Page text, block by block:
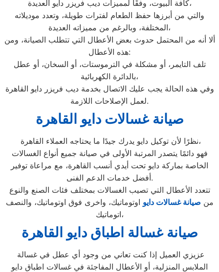
كافة البيوت، وفقًا لمميزات ديب فريزر دايو العديدة،
والتي من أبرزها حفظ الطعام لفترات طويلة، وتعدد موديلاته
المختلفة، وبالرغم من مميزاته العديدة،
ألا أنه من المحتمل حدوث بعض الأعطال التي تتطلب الصيانة، ومن
هذه الأعطال:
تلف التايمر، أو مشكلة في الترموستات، أو السخان، أو عطل
بالدائرة الكهربائية،
وفي هذه الحالة يجب عليك الاتصال بخدمة ديب فريزر دايو القاهرة
لعمل الإصلاحات اللازمة.
صيانة غسالات دايو القاهرة
نظرًا لأن توكيل دايو يدرك جيدًا ما يحتاجه العملاء القاهرة،
فهو دائمًا يتصدر المرتبة الأولى في صيانة جميع أنواع الغسالات
الخاصة بماركة دايو تحت أيدي أنسب القاهرة، مع مراعاة توفير
أفضل خدمات الدعم الفنى.
تتعدد الأعطال التي تصيب الغسالات بمختلف فئات الصنع والنوع
من صيانة غسالات دايو اوتوماتيك، واخرى فوق اوتوماتيك، والنصف
اتوماتيك،
صيانة غسالة اطباق دايو القاهرة
الملابس المنزلية، أو الأعطال المفاجئة في غسالات اطباق دايو